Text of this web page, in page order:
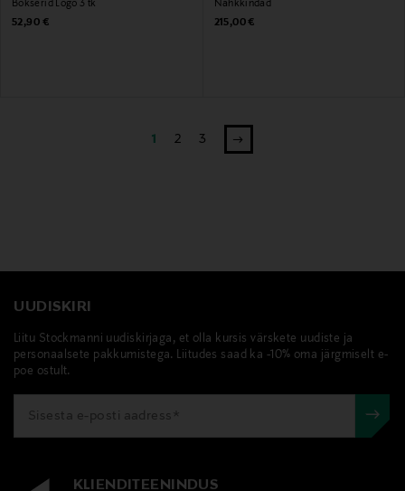
Bokserid Logo 3 tk
Original Price
52,90 €
Nahkkindad
Original Price
215,00 €
1 2 3
UUDISKIRI
Liitu Stockmanni uudiskirjaga, et olla kursis värskete uudiste ja
personaalsete pakkumistega. Liitudes saad ka -10% oma järgmiselt e-
poe ostult.
KLIENDITEENINDUS